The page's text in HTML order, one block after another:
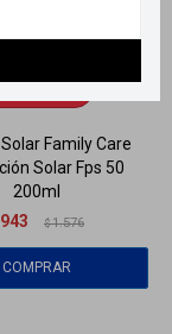
Family Care
Solar Fps 50
200ml
943 $ 1.576